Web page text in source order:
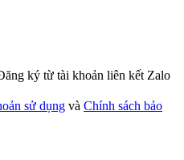
ký từ tài khoản liên kết Zalo
sử dụng và Chính sách bảo